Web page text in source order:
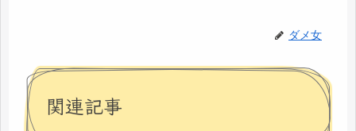
ダメ女
関連記事